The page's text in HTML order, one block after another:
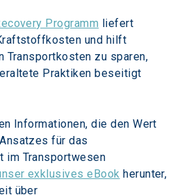
Programm liefert
und hilft
Transportkosten zu sparen,
Praktiken beseitigt
Informationen, die den Wert
für das
im Transportwesen
exklusives eBook herunter,
über